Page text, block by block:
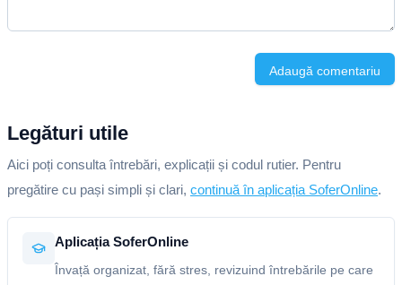
Adaugă comentariu
Legături utile
Aici poți consulta întrebări, explicații și codul rutier. Pentru
pregătire cu pași simpli și clari, continuă în aplicația SoferOnline.
Aplicația SoferOnline
Învață organizat, fără stres, revizuind întrebările pe care